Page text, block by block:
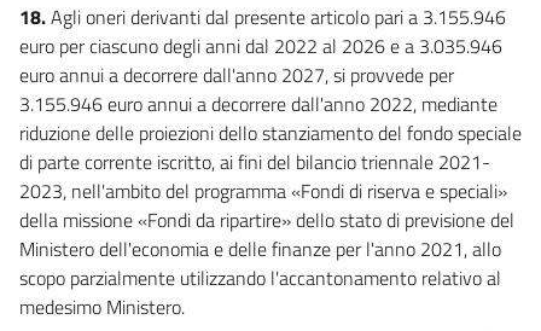
18.Agli oneri derivanti dal presente articolo pari a 3.155.946
euro per ciascuno degli anni dal 2022 al 2026 e a 3.035.946
euro annui a decorrere dall'anno 2027, si provvede per
3.155.946 euro annui a decorrere dall'anno 2022, mediante
riduzione delle proiezioni dello stanziamento del fondo speciale
di parte corrente iscritto, ai fini del bilancio triennale 2021-
2023, nell'ambito del programma «Fondi di riserva e speciali»
della missione «Fondi da ripartire» dello stato di previsione del
Ministero dell'economia e delle finanze per l'anno 2021, allo
scopo parzialmente utilizzando l'accantonamento relativo al
medesimo Ministero.